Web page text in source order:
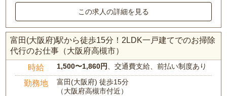
この求人の詳細を見る
富田(大阪府)駅から徒歩15分！2LDK一戸建てでのお掃除
代行のお仕事（大阪府高槻市）
時給 1,500〜1,860円、交通費支給、前払い制度あり
勤務地
富田(大阪府) 徒歩15分
（大阪府高槻市付近）